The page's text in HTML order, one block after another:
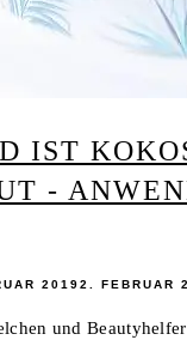
IST
-
20192. FEBRUAR
und